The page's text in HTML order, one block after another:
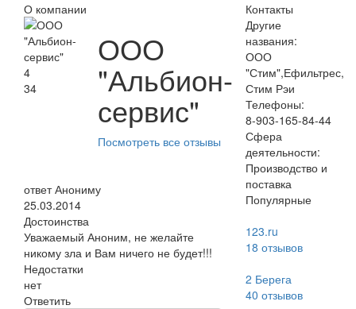
О компании
4
34
ООО
"Альбион-
сервис"
Посмотреть все отзывы
ответ Анониму
25.03.2014
Достоинства
Уважаемый Аноним, не желайте
никому зла и Вам ничего не будет!!!
Недостатки
нет
Ответить
Контакты
Другие
названия:
ООО
"Стим",Ефильтрес,
Стим Рэи
Телефоны:
8-903-165-84-44
Сфера
деятельности:
Производство и
поставка
Популярные
123.ru
18 отзывов
2 Берега
40 отзывов